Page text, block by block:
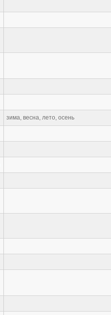
зима, весна, лето, осень